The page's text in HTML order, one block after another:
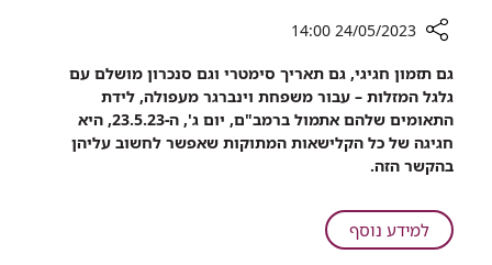
כפרי
שיתוף
בתאריך
מיוחד
וגם
השבועות:
התאומים
24/05/2023 14:00
גם תזמון חגיגי, גם תאריך סימטרי וגם סנכרון מושלם עם
גלגל המזלות – עבור משפחת וינברגר מעפולה, לידת
התאומים שלהם אתמול ברמב"ם, יום ג', ה-23.5.23, היא
חגיגה של כל הקלישאות המתוקות שאפשר לחשוב עליהן
בהקשר הזה.
למידע נוסףעל
גם